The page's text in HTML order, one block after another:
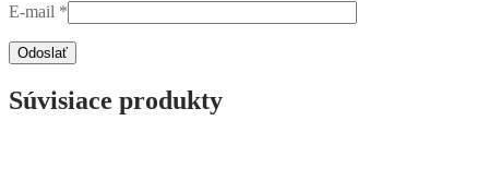
E-mail *
Súvisiace produkty